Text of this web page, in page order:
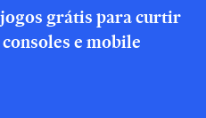
grátis para curtir
e mobile